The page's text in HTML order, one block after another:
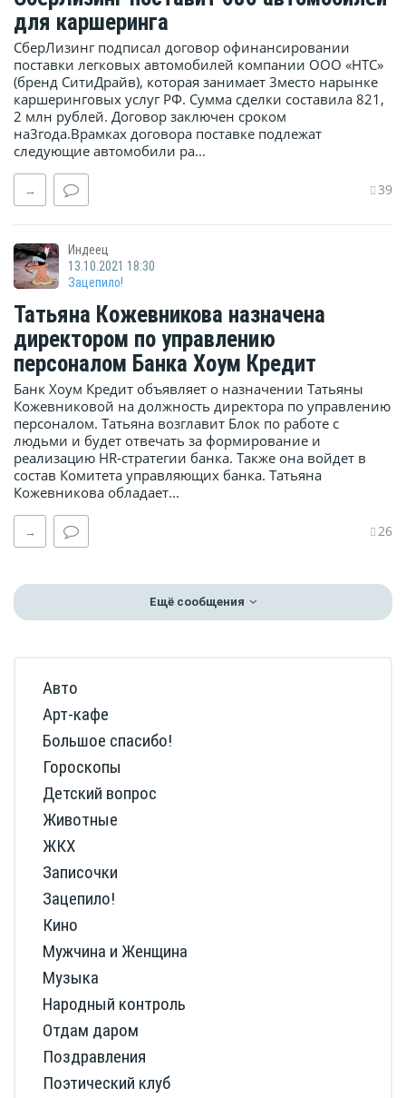
для каршеринга
CберЛизинг подписал договор офинансировании
поставки легковых автомобилей компании ООО «НТС»
(бренд СитиДрайв), которая занимает 3место нарынке
каршеринговых услуг РФ. Сумма сделки составила 821,
2 млн рублей. Договор заключен сроком
на3года.Врамках договора поставке подлежат
следующие автомобили ра...
→ 39
Индеец
13.10.2021 18:30
Зацепило!
Татьяна Кожевникова назначена
директором по управлению
персоналом Банка Хоум Кредит
Банк Хоум Кредит объявляет о назначении Татьяны
Кожевниковой на должность директора по управлению
персоналом. Татьяна возглавит Блок по работе с
людьми и будет отвечать за формирование и
реализацию HR-стратегии банка. Также она войдет в
состав Комитета управляющих банка. Татьяна
Кожевникова обладает...
→ 26
Ещё сообщения
Авто
Арт-кафе
Большое спасибо!
Гороскопы
Детский вопрос
Животные
ЖКХ
Записочки
Зацепило!
Кино
Мужчина и Женщина
Музыка
Народный контроль
Отдам даром
Поздравления
Поэтический клуб